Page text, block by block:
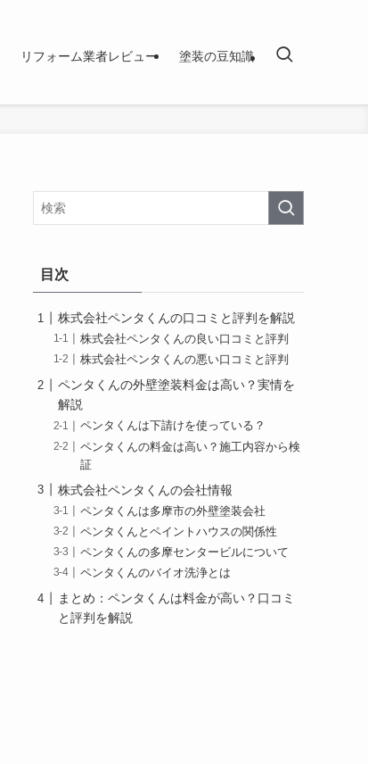
リフォーム業者レビュー 塗装の豆知識
目次
株式会社ペンタくんの口コミと評判を解説
株式会社ペンタくんの良い口コミと評判
株式会社ペンタくんの悪い口コミと評判
ペンタくんの外壁塗装料金は高い？実情を
解説
ペンタくんは下請けを使っている？
ペンタくんの料金は高い？施工内容から検
証
株式会社ペンタくんの会社情報
ペンタくんは多摩市の外壁塗装会社
ペンタくんとペイントハウスの関係性
ペンタくんの多摩センタービルについて
ペンタくんのバイオ洗浄とは
まとめ：ペンタくんは料金が高い？口コミ
と評判を解説